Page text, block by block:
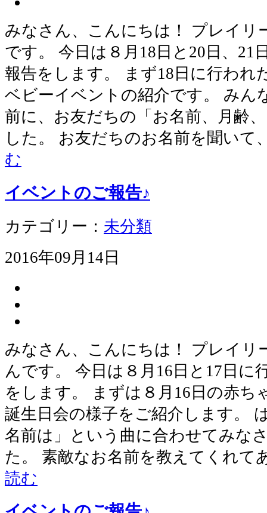
みなさん、こんにちは！ プレイリ
です。 今日は８月18日と20日、21
報告をします。 まず18日に行われ
ベビーイベントの紹介です。 みん
前に、お友だちの「お名前、月齢
した。 お友だちのお名前を聞い
む
イベントのご報告♪
カテゴリー： 未分類
2016年09月14日
みなさん、こんにちは！ プレイリ
んです。 今日は８月16日と17日に
をします。 まずは８月16日の赤ち
誕生日会の様子をご紹介します。
名前は」という曲に合わせてみな
た。 素敵なお名前を教えてくれ
読む